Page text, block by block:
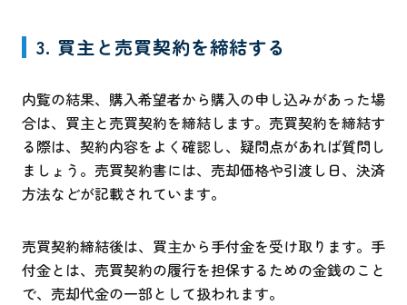
3. 買主と売買契約を締結する
内覧の結果、購入希望者から購入の申し込みがあった場
合は、買主と売買契約を締結します。売買契約を締結す
る際は、契約内容をよく確認し、疑問点があれば質問し
ましょう。売買契約書には、売却価格や引渡し日、決済
方法などが記載されています。
売買契約締結後は、買主から手付金を受け取ります。手
付金とは、売買契約の履行を担保するための金銭のこと
で、売却代金の一部として扱われます。